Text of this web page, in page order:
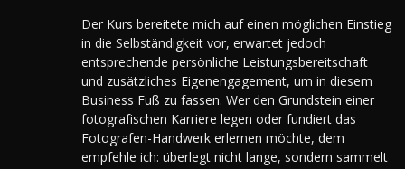
Der Kurs bereitete mich auf einen möglichen Einstieg
in die Selbständigkeit vor, erwartet jedoch
entsprechende persönliche Leistungsbereitschaft
und zusätzliches Eigenengagement, um in diesem
Business Fuß zu fassen. Wer den Grundstein einer
fotografischen Karriere legen oder fundiert das
Fotografen-Handwerk erlernen möchte, dem
empfehle ich: überlegt nicht lange, sondern sammelt